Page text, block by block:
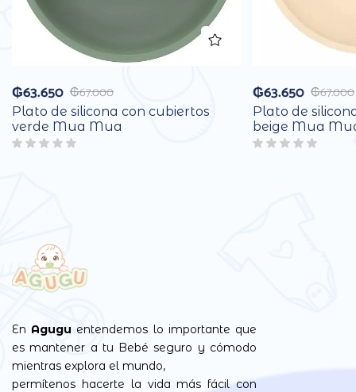
₲67.000
₲63.650
Plato de silicona con cubiertos
verde Mua Mua
₲67.000
₲63.650
Plato de
beige Mua
En Agugu entendemos lo importante que
es mantener a tu Bebé seguro y cómodo
mientras explora el mundo,
permítenos hacerte la vida más fácil con